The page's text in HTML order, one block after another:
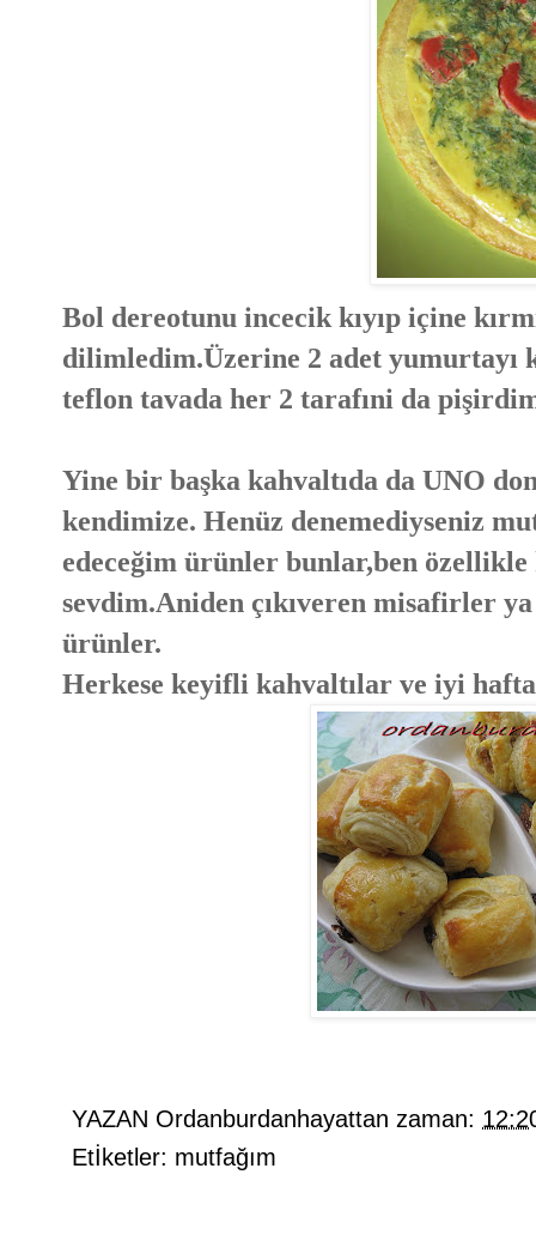
Bol dereotunu incecik kıyıp içine
dilimledim.Üzerine 2 adet yumurtayı
teflon tavada her 2 tarafıni da
Yine bir başka kahvaltıda da UNO
kendimize. Henüz denemediyseniz
edeceğim ürünler bunlar,ben özellikle
sevdim.Aniden çıkıveren misafirler
ürünler.
Herkese keyifli kahvaltılar ve iyi
YAZAN Ordanburdanhayattan zaman:
Etİketler: mutfağım